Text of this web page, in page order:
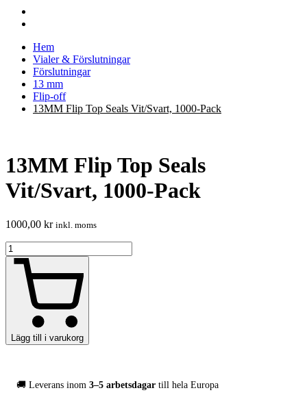
Hem
Vialer & Förslutningar
Förslutningar
13 mm
Flip-off
13MM Flip Top Seals Vit/Svart, 1000-Pack
13MM Flip Top Seals
Vit/Svart, 1000-Pack
1000,00 kr inkl. moms
13MM
Flip
Seals
Vit/Svart,
mängd
Lägg till i varukorg
🚚 Leverans inom 3–5 arbetsdagar till hela Europa